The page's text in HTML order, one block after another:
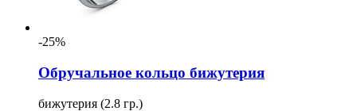
-25%
Обручальное кольцо бижутерия
бижутерия (2.8 гр.)